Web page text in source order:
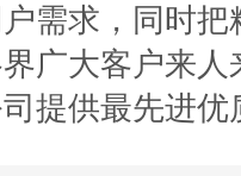
需求，同时
广大客户来
提供最先进